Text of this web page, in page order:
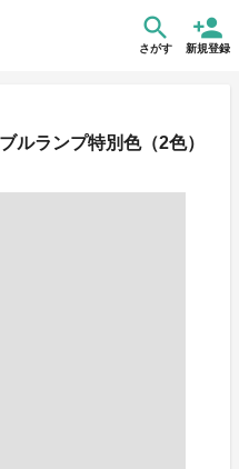
さがす 新規登録
ルランプ特別色（2色）